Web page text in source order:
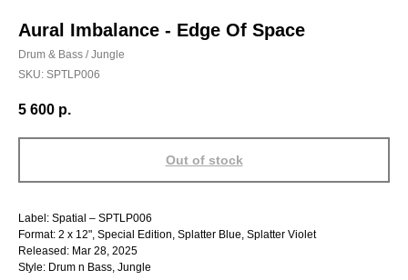
Aural Imbalance - Edge Of Space
Drum & Bass / Jungle
SKU: SPTLP006
5 600 р.
Out of stock
Label: Spatial – SPTLP006
Format: 2 x 12", Special Edition, Splatter Blue, Splatter Violet
Released: Mar 28, 2025
Style: Drum n Bass, Jungle